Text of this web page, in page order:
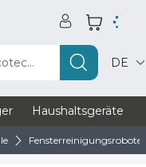
DE
Haushaltsgeräte